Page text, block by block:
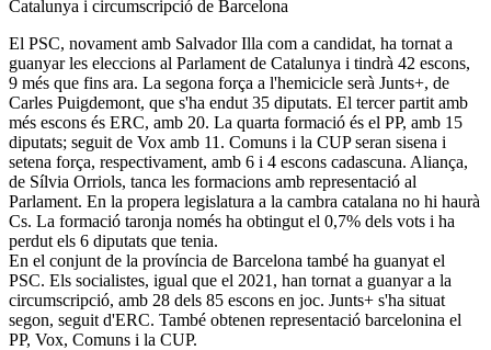
Catalunya i circumscripció de Barcelona
El PSC, novament amb Salvador Illa com a candidat, ha tornat a
guanyar les eleccions al Parlament de Catalunya i tindrà 42 escons,
9 més que fins ara. La segona força a l'hemicicle serà Junts+, de
Carles Puigdemont, que s'ha endut 35 diputats. El tercer partit amb
més escons és ERC, amb 20. La quarta formació és el PP, amb 15
diputats; seguit de Vox amb 11. Comuns i la CUP seran sisena i
setena força, respectivament, amb 6 i 4 escons cadascuna. Aliança,
de Sílvia Orriols, tanca les formacions amb representació al
Parlament. En la propera legislatura a la cambra catalana no hi haurà
Cs. La formació taronja només ha obtingut el 0,7% dels vots i ha
perdut els 6 diputats que tenia.
En el conjunt de la província de Barcelona també ha guanyat el
PSC. Els socialistes, igual que el 2021, han tornat a guanyar a la
circumscripció, amb 28 dels 85 escons en joc. Junts+ s'ha situat
segon, seguit d'ERC. També obtenen representació barcelonina el
PP, Vox, Comuns i la CUP.